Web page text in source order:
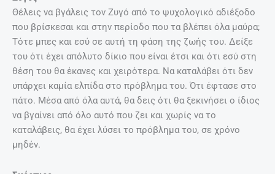
Θέλεις να βγάλεις τον Ζυγό από το ψυχολογικό αδιέξοδο
που βρίσκεσαι και στην περίοδο που τα βλέπει όλα μαύρα;
Τότε μπες και εσύ σε αυτή τη φάση της ζωής του. Δείξε
του ότι έχει απόλυτο δίκιο που είναι έτσι και ότι εσύ στη
θέση του θα έκανες και χειρότερα. Να καταλάβει ότι δεν
υπάρχει καμία ελπίδα στο πρόβλημα του. Ότι έφτασε στο
πάτο. Μέσα από όλα αυτά, θα δεις ότι θα ξεκινήσει ο ίδιος
να βγαίνει από όλο αυτό που ζει και χωρίς να το
καταλάβεις, θα έχει λύσει το πρόβλημα του, σε χρόνο
μηδέν.